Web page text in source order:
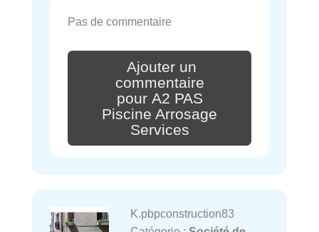
Pas de commentaire
Ajouter un
commentaire
pour A2 PAS
Piscine Arrosage
Services
K.pbpconstruction83